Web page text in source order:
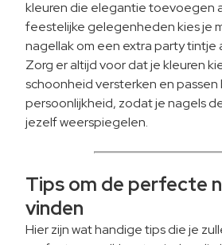
kleuren die elegantie toevoegen
feestelijke gelegenheden kies je
nagellak om een extra party tintje
Zorg er altijd voor dat je kleuren
schoonheid versterken en passen
persoonlijkheid, zodat je nagels
jezelf weerspiegelen.
Tips om de perfecte
vinden
Hier zijn wat handige tips die je